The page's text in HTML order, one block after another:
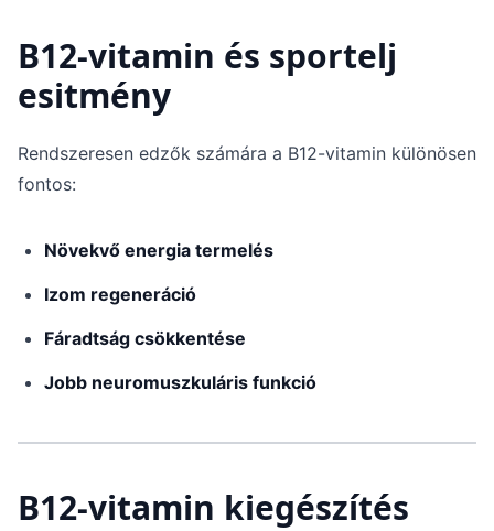
B12-vitamin és sportelj
esitmény
Rendszeresen edzők számára a B12-vitamin különösen
fontos:
Növekvő energia termelés
Izom regeneráció
Fáradtság csökkentése
Jobb neuromuszkuláris funkció
B12-vitamin kiegészítés